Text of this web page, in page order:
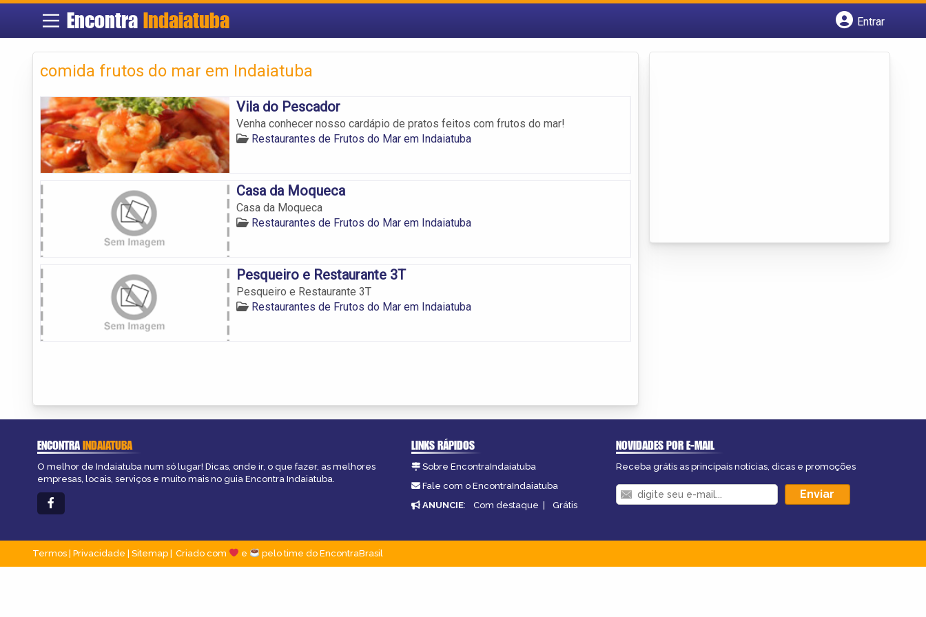
EncontraIndaiatuba
Entrar
comida frutos do mar em Indaiatuba
Vila do Pescador
Venha conhecer nosso cardápio de pratos feitos com frutos do mar!
Restaurantes de Frutos do Mar em Indaiatuba
Casa da Moqueca
Casa da Moqueca
Restaurantes de Frutos do Mar em Indaiatuba
Pesqueiro e Restaurante 3T
Pesqueiro e Restaurante 3T
Restaurantes de Frutos do Mar em Indaiatuba
ENCONTRAINDAIATUBA
O melhor de Indaiatuba num só lugar! Dicas, onde ir, o que fazer, as melhores
empresas, locais, serviços e muito mais no guia Encontra Indaiatuba.
LINKS RÁPIDOS
Sobre EncontraIndaiatuba
Fale com o EncontraIndaiatuba
ANUNCIE: Com destaque | Grátis
NOVIDADES POR E-MAIL
Receba grátis as principais notícias, dicas e promoções
Termos Privacidade Sitemap Criado com e pelo time do EncontraBrasil